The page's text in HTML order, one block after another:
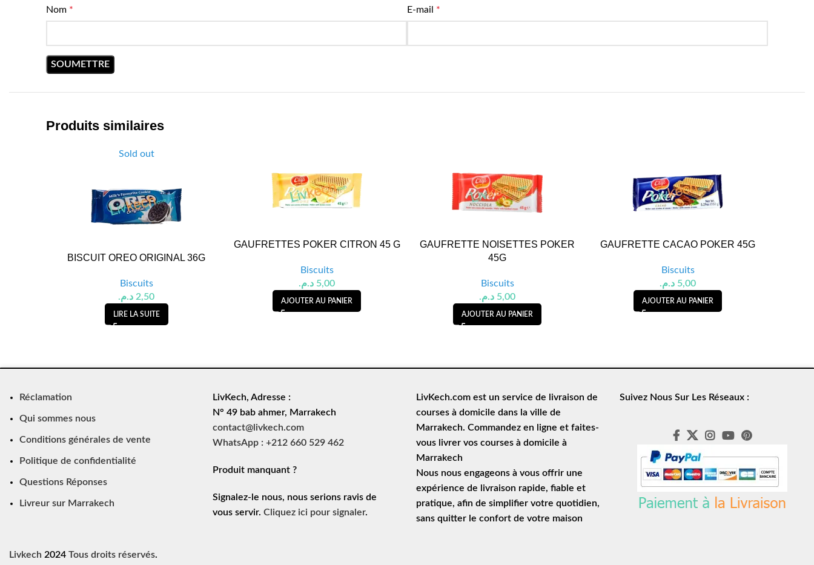
Nom * E-mail *
Produits similaires
Sold out
BISCUIT OREO ORIGINAL 36G
Biscuits
2,50 د.م.
LIRE LA SUITE
GAUFRETTES POKER CITRON 45 G
Biscuits
5,00 د.م.
AJOUTER AU PANIER
GAUFRETTE NOISETTES POKER
45G
Biscuits
5,00 د.م.
AJOUTER AU PANIER
GAUFRETTE CACAO POKER 45G
Biscuits
5,00 د.م.
AJOUTER AU PANIER
Réclamation
Qui sommes nous
Conditions générales de vente
Politique de confidentialité
Questions Réponses
Livreur sur Marrakech
LivKech, Adresse :
N° 49 bab ahmer, Marrakech
contact@livkech.com
WhatsApp : +212 660 529 462
Produit manquant ?
Signalez-le nous, nous serions ravis de
vous servir. Cliquez ici pour signaler.
LivKech.com est un service de
livraison de
courses à domicile dans la ville de
Marrakech. Commandez en ligne et faites-
vous livrer vos courses à domicile à
Marrakech
Nous nous engageons à vous offrir une
expérience de
livraison rapide, fiable et
pratique, afin de simplifier votre quotidien,
sans quitter le confort de votre maison
Suivez Nous Sur Les Réseaux :
Livkech 2024Tous droits réservés.